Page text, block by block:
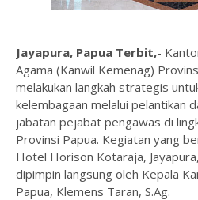
Jayapura, Papua Terbit,-
Agama (Kanwil Kemenag)
melakukan langkah strategis
kelembagaan melalui pelantikan
jabatan pejabat pengawas di
Provinsi Papua. Kegiatan yang
Hotel Horison Kotaraja,
dipimpin langsung oleh Kepala
Papua, Klemens Taran, S.Ag.